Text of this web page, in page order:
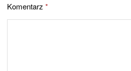
Komentarz *